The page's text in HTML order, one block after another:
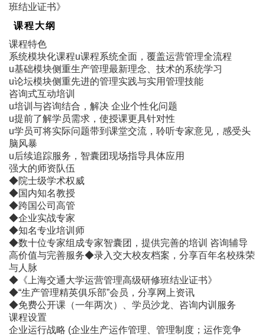
班结业证书》
课程大纲
课程特色
系统模块化课程u课程系统全面，覆盖运营管理全流程
u基础模块侧重生产管理最新理念、技术的系统学习
u论坛模块侧重先进的管理实践与实用管理技能
咨询式互动培训
u培训与咨询结合，解决 企业个性化问题
u提前了解学员需求，使授课更具针对性
u学员可将实际问题带到课堂交流，聆听专家意见，感受头
脑风暴
u后续追踪服务，智囊团现场指导具体应用
强大的师资队伍
◆院士级学术权威
◆国内知名教授
◆跨国公司高管
◆企业实战专家
◆知名专业培训师
◆数十位专家组成专家智囊团，提供完善的培训 咨询辅导
高价值与完善服务◆录入交大校友档案，分享百年名校殊荣
与人脉
◆《上海交通大学运营管理高级研修班结业证书》
◆“生产管理精英俱乐部”会员，分享网上资讯
◆免费公开课（一年两次）、学员沙龙、咨询内训服务
课程设置
企业运行战略 (企业生产运作管理、管理制度；运作竞争